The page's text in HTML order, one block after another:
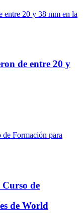
de entre 20 y
de
de World